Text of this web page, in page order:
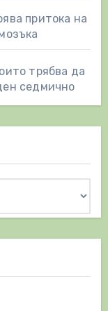
притока на
трябва да
седмично